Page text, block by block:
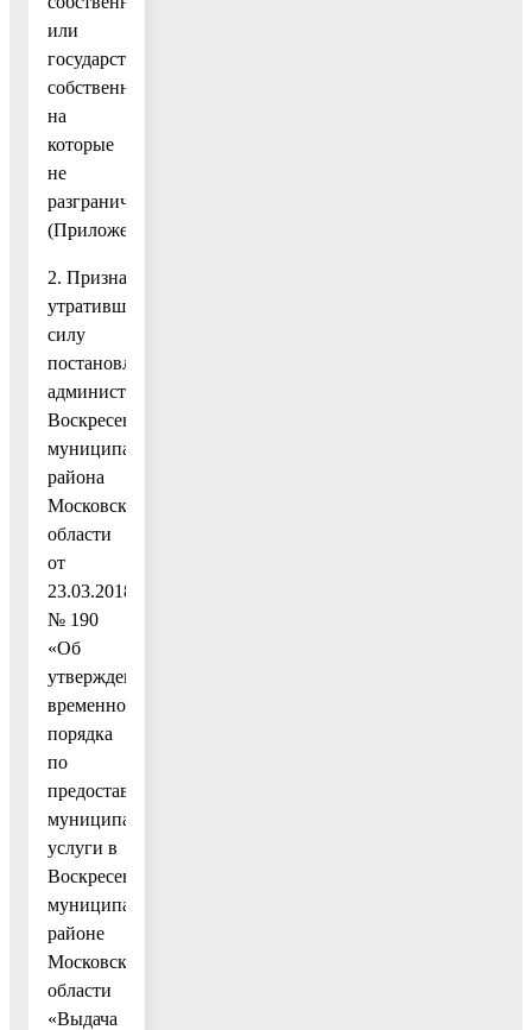
или
государственная
собственность
на
которые
не
разграничена».
(Приложение.)
2. Признать
утратившим
силу
постановление
администрации
Воскресенского
муниципального
района
Московской
области
от
23.03.2018
№ 190
«Об
утверждении
временного
порядка
по
предоставлению
муниципальной
услуги в
Воскресенском
муниципальном
районе
Московской
области
«Выдача